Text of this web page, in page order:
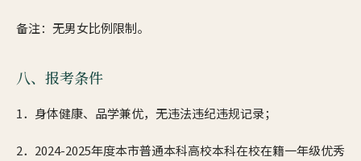
备注：无男女比例限制。
八、报考条件
1．身体健康、品学兼优，无违法违纪违规记录；
2．2024-2025年度本市普通本科高校本科在校在籍一年级优秀